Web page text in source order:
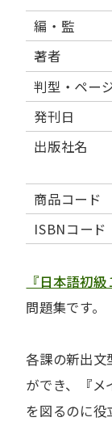
編・監
著者
判型・ペー
発刊日
出版社名
商品コード
ISBNコード
『日本語初
問題集です。
各課の新出文
ができ、『メ
を図るのに役